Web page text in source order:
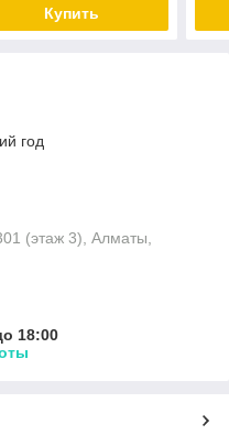
Купить
год
(этаж 3), Алматы,
18:00